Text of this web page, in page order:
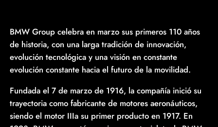
BMW Group celebra en marzo sus primeros 110 años
de historia, con una larga tradición de innovación,
evolución tecnológica y una visión en constante
evolución constante hacia el futuro de la movilidad.
Fundada el 7 de marzo de 1916, la compañía inició su
trayectoria como fabricante de motores aeronáuticos,
siendo el motor IIIa su primer producto en 1917. En